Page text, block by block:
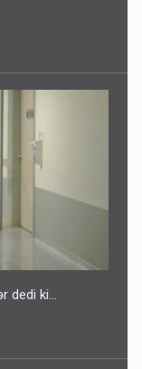
dedi ki...